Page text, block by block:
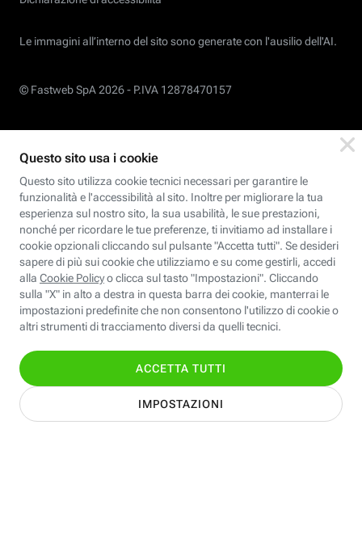
Le immagini all’interno del sito sono generate con l'ausilio dell'AI.
© Fastweb SpA 2026 - P.IVA 12878470157